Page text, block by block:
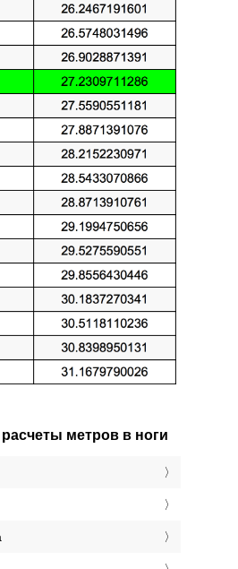
метров в ноги